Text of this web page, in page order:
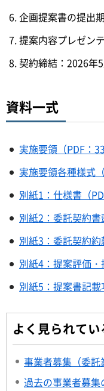
企画提案書の提出
提案内容プレゼン
契約締結：2026年5
資料一式
実施要領（PDF：
実施要領各種様式
別紙1：仕様書（
別紙2：委託契約書
別紙3：委託契約約
別紙4：提案評価・
別紙5：提案書記載
よく見られて
事業者募集（委託
過去の事業者募集